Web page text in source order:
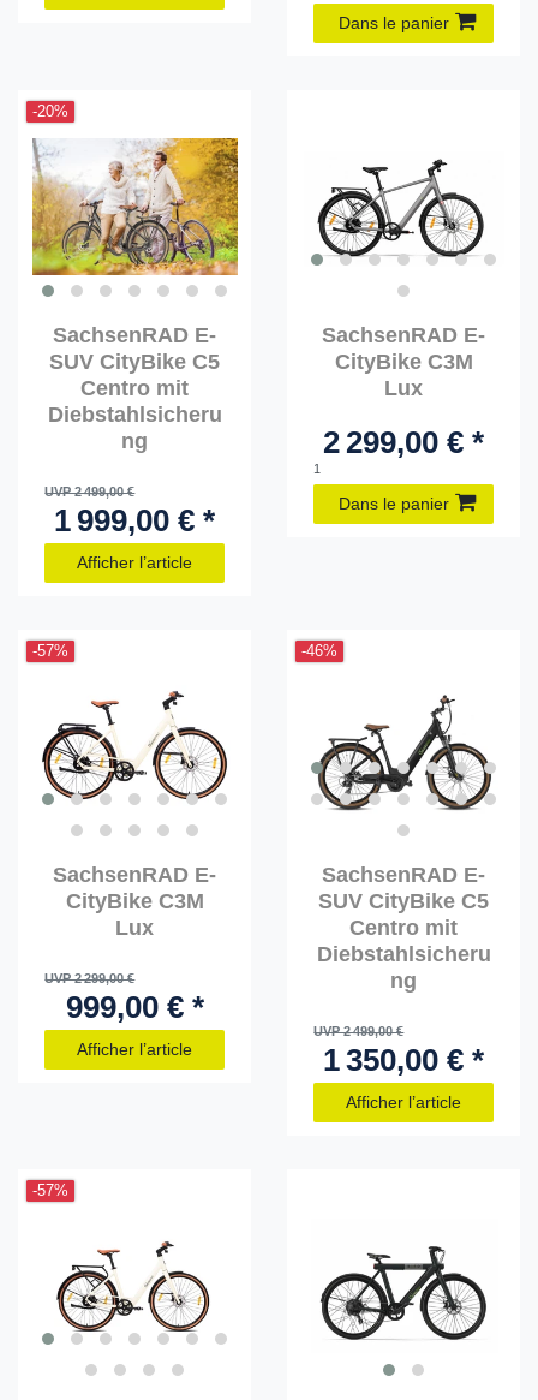
Dans le panier
-20%
SachsenRAD E-
SUV CityBike C5
Centro mit
Diebstahlsicheru
ng
UVP 2 499,00 €
1 999,00 € *
Afficher l’article
SachsenRAD E-
CityBike C3M
Lux
2 299,00 € *
1
Dans le panier
-57%
SachsenRAD E-
CityBike C3M
Lux
UVP 2 299,00 €
999,00 € *
Afficher l’article
-46%
SachsenRAD E-
SUV CityBike C5
Centro mit
Diebstahlsicheru
ng
UVP 2 499,00 €
1 350,00 € *
Afficher l’article
-57%